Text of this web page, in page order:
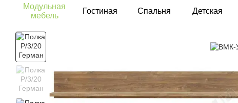
Модульная
мебель
Гостиная Спальня Детская